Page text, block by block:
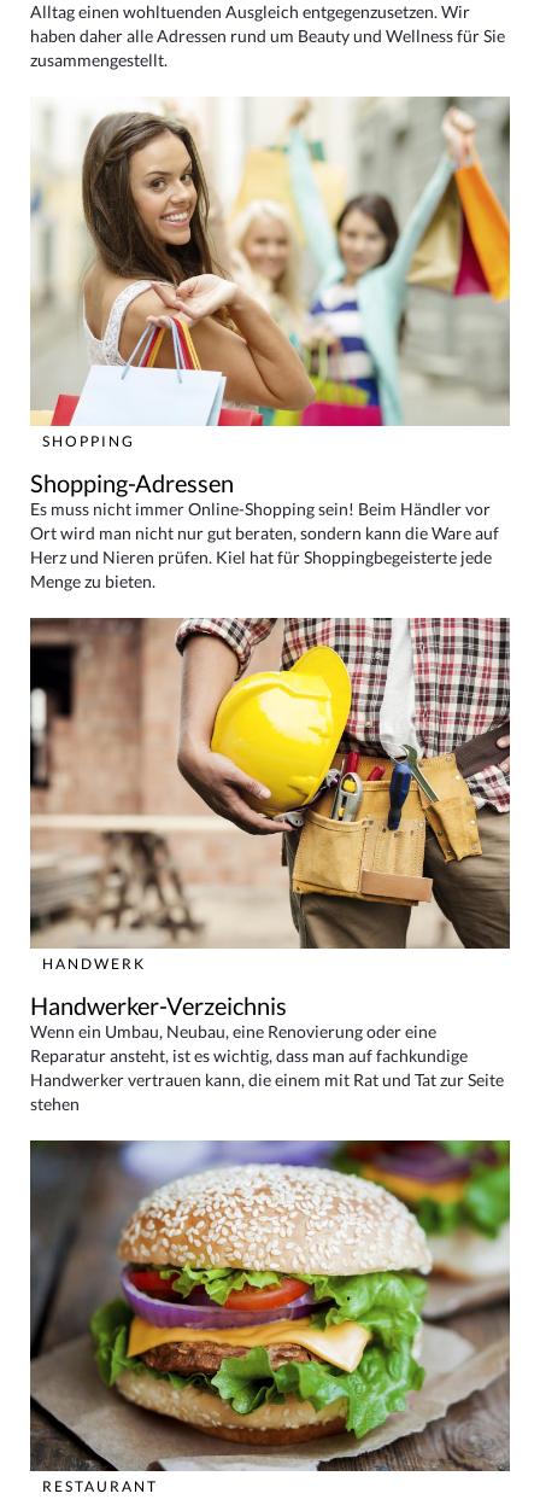
Alltag einen wohltuenden Ausgleich entgegenzusetzen. Wir
haben daher alle Adressen rund um Beauty und Wellness für Sie
zusammengestellt.
SHOPPING
Shopping-Adressen
Es muss nicht immer Online-Shopping sein! Beim Händler vor
Ort wird man nicht nur gut beraten, sondern kann die Ware auf
Herz und Nieren prüfen. Kiel hat für Shoppingbegeisterte jede
Menge zu bieten.
HANDWERK
Handwerker-Verzeichnis
Wenn ein Umbau, Neubau, eine Renovierung oder eine
Reparatur ansteht, ist es wichtig, dass man auf fachkundige
Handwerker vertrauen kann, die einem mit Rat und Tat zur Seite
stehen
RESTAURANT